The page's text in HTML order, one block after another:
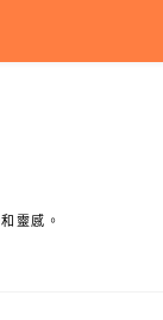
靈感。